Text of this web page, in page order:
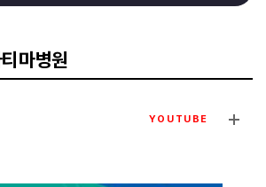
마병원
YOUTUBE